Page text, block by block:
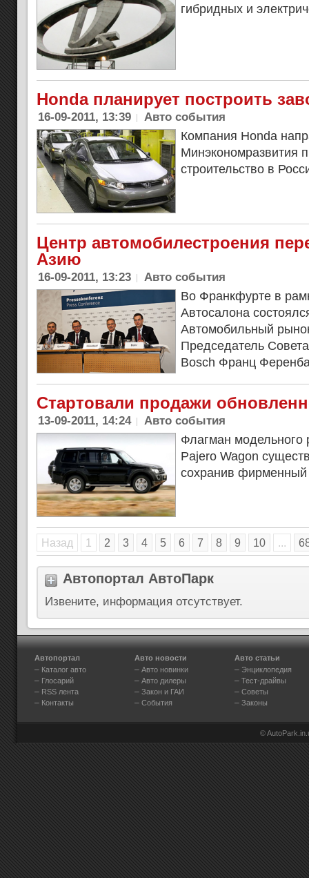
гибридных и
Honda планирует построить
16-09-2011, 13:39 Авто события
Компания Honda
Минэкономразвития
строительство в
Центр автомобилестроения
Азию
16-09-2011, 13:23 Авто события
Во Франкфурте в
Автосалона
Автомобильный
Председатель
Bosch Франц
Стартовали продажи
13-09-2011, 14:24 Авто события
Флагман модельного
Pajero Wagon
сохранив
Назад 1 2 3 4 5 6 7 8 9 10 ...
Автопортал АвтоПарк
Извените, информация отсутствует.
Автопортал
– Каталог авто
– Глосарий
– RSS лента
– Контакты
Авто новости
– Авто новинки
– Авто дилеры
– Закон и ГАИ
– События
Авто статьи
– Энциклопедия
– Тест-драйвы
– Советы
– Законы
©